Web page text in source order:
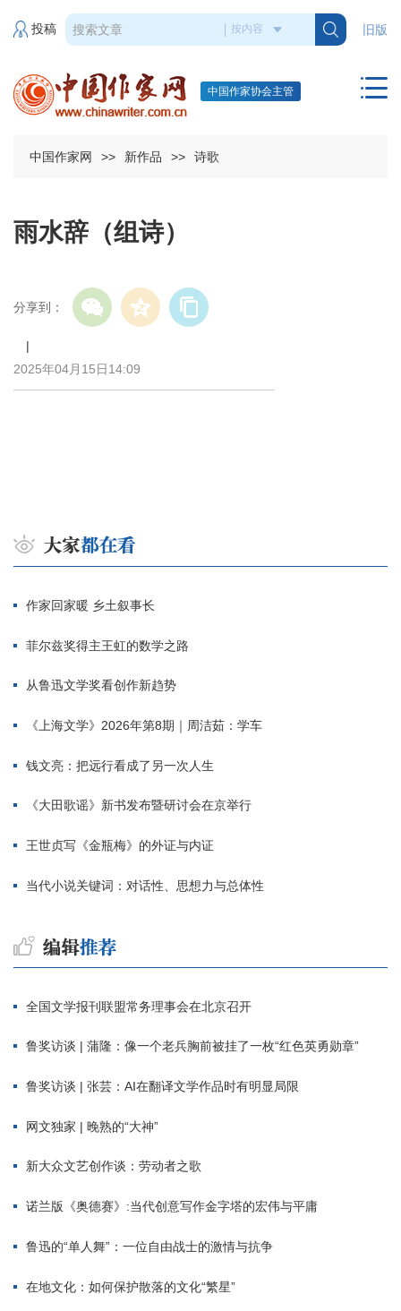
旧版
投稿
中国作家协会主管
中国作家网 >> 新作品 >> 诗歌
雨水辞（组诗）
分享到：
|
2025年04月15日14:09
作家回家暖 乡土叙事长
菲尔兹奖得主王虹的数学之路
从鲁迅文学奖看创作新趋势
《上海文学》2026年第8期｜周洁茹：学车
钱文亮：把远行看成了另一次人生
《大田歌谣》新书发布暨研讨会在京举行
王世贞写《金瓶梅》的外证与内证
当代小说关键词：对话性、思想力与总体性
全国文学报刊联盟常务理事会在北京召开
鲁奖访谈 | 蒲隆：像一个老兵胸前被挂了一枚“红色英勇勋章”
鲁奖访谈 | 张芸：AI在翻译文学作品时有明显局限
网文独家 | 晚熟的“大神”
新大众文艺创作谈：劳动者之歌
诺兰版《奥德赛》:当代创意写作金字塔的宏伟与平庸
鲁迅的“单人舞”：一位自由战士的激情与抗争
在地文化：如何保护散落的文化“繁星”